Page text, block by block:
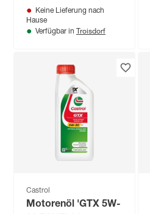
Keine Lieferung nach
Hause
Verfügbar in Troisdorf
Castrol
Motorenöl 'GTX 5W-